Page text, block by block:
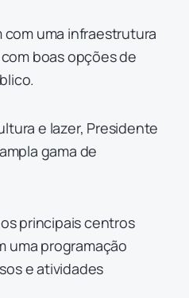
uma infraestrutura
boas opções de
e lazer, Presidente
gama de
principais centros
uma programação
e atividades